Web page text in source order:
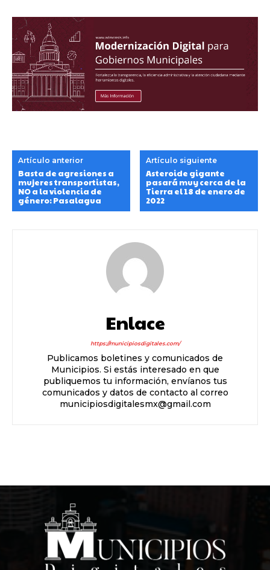
Artículo anterior
Basta de agresiones a
mujeres transportistas,
NO a la violencia de
género: Pasalagua
Artículo siguiente
Asteroide gigante
pasará muy cerca de la
Tierra el 18 de enero de
2022
Enlace
https://municipiosdigitales.com/
Publicamos boletines y comunicados de
Municipios. Si estás interesado en que
publiquemos tu información, envíanos tus
comunicados y datos de contacto al correo
municipiosdigitalesmx@gmail.com